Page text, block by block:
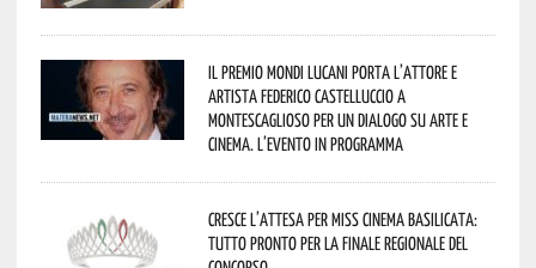
Il Premio Mondi Lucani porta l’attore e
artista Federico Castelluccio a
Montescaglioso per un dialogo su arte e
cinema. L’evento in programma
Cresce l’attesa per Miss Cinema Basilicata:
tutto pronto per la finale regionale del